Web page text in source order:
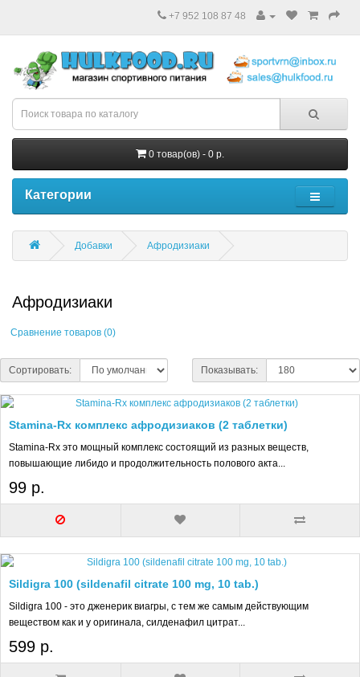
+7 952 108 87 48
0 товар(ов) - 0 р.
Категории
Добавки Афродизиаки
Афродизиаки
Сравнение товаров (0)
Сортировать: Показывать:
Stamina-Rx комплекс афродизиаков (2 таблетки)
Stamina-Rx это мощный комплекс состоящий из разных веществ,
повышающие либидо и продолжительность полового акта...
99 р.
Sildigra 100 (sildenafil citrate 100 mg, 10 tab.)
Sildigra 100 - это дженерик виагры, с тем же самым действующим
веществом как и у оригинала, силденафил цитрат...
599 р.